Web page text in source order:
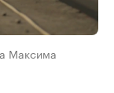
Максима